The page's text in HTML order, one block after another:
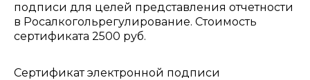
подписи для целей представления отчетности
в Росалкогольрегулирование. Стоимость
сертификата 2500 руб.
Сертификат электронной подписи